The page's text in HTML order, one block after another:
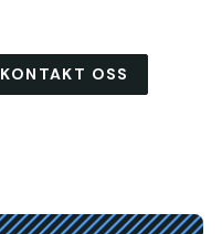
KONTAKT OSS